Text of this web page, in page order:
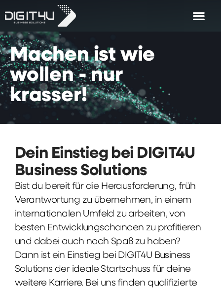
Machen ist wie
wollen - nur
krasser!
Dein Einstieg bei DIGIT4U
Business Solutions
Bist du bereit für die Herausforderung, früh
Verantwortung zu übernehmen, in einem
internationalen Umfeld zu arbeiten, von
besten Entwicklungschancen zu profitieren
und dabei auch noch Spaß zu haben?
Dann ist ein Einstieg bei DIGIT4U Business
Solutions der ideale Startschuss für deine
weitere Karriere. Bei uns finden qualifizierte